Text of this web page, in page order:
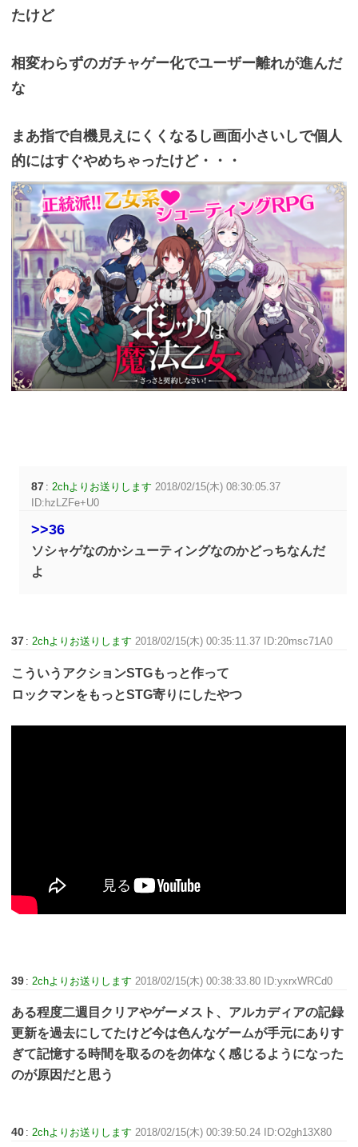
たけど
相変わらずのガチャゲー化でユーザー離れが進んだ
な
まあ指で自機見えにくくなるし画面小さいしで個人
的にはすぐやめちゃったけど・・・
87 : 2chよりお送りします 2018/02/15(木) 08:30:05.37
ID:hzLZFe+U0
>>36
ソシャゲなのかシューティングなのかどっちなんだ
よ
37 : 2chよりお送りします 2018/02/15(木) 00:35:11.37 ID:20msc71A0
こういうアクションSTGもっと作って
ロックマンをもっとSTG寄りにしたやつ
39 :2chよりお送りします 2018/02/15(木) 00:38:33.80 ID:yxrxWRCd0
ある程度二週目クリアやゲーメスト、アルカディアの記録
更新を過去にしてたけど今は色んなゲームが手元にありす
ぎて記憶する時間を取るのを勿体なく感じるようになった
のが原因だと思う
40 :2chよりお送りします 2018/02/15(木) 00:39:50.24 ID:O2gh13X80